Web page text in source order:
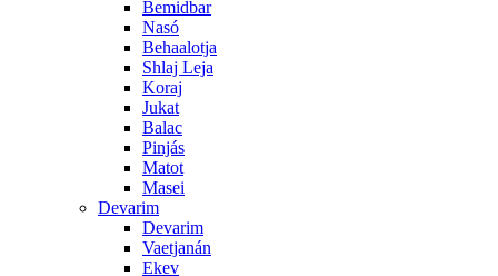
Bemidbar
Nasó
Behaalotja
Shlaj Leja
Koraj
Jukat
Balac
Pinjás
Matot
Masei
Devarim
Devarim
Vaetjanán
Ekev